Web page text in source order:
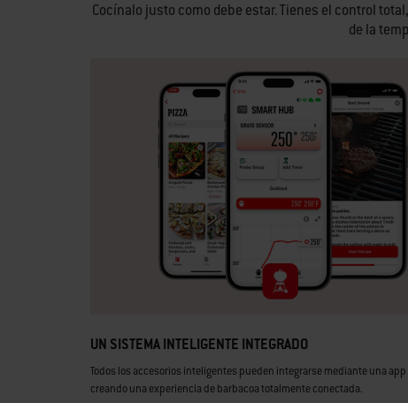
Cocínalo justo como debe estar. Tienes el control
de la
UN SISTEMA INTELIGENTE INTEGRADO
Todos los accesorios inteligentes pueden integrarse mediante una app
creando una experiencia de barbacoa totalmente conectada.